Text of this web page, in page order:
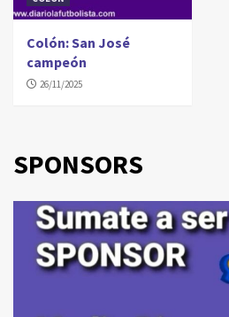
Colón: San José
campeón
26/11/2025
SPONSORS